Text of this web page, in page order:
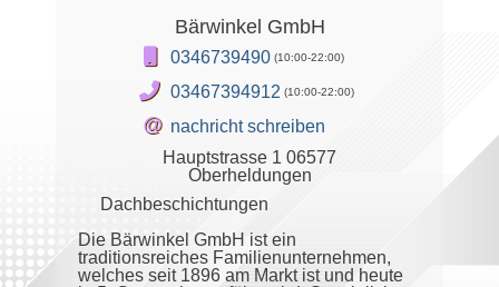
Bärwinkel GmbH
0346739490 (10:00-22:00)
03467394912 (10:00-22:00)
@ nachricht schreiben
Hauptstrasse 1 06577
Oberheldungen
Dachbeschichtungen
Die Bärwinkel GmbH ist ein
traditionsreiches Familienunternehmen,
welches seit 1896 am Markt ist und heute